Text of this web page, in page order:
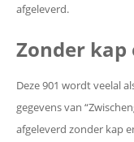
afgeleverd.
Zonder
Deze 901 wordt veelal
gegevens van
afgeleverd zonder kap